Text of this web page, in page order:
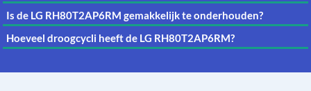
Is de LG RH80T2AP6RM gemakkelijk te onderhouden?
Hoeveel droogcycli heeft de LG RH80T2AP6RM?